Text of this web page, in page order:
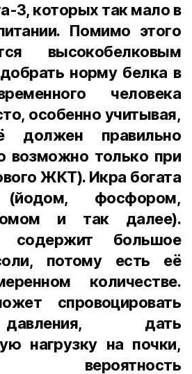
3, которых так мало в
Помимо этого
высокобелковым
норму белка в
человека
особенно учитывая,
правильно
возможно только при
ЖКТ). Икра богата
(йодом, фосфором,
и так далее).
большое
потому есть её
количестве.
спровоцировать
дать
нагрузку на почки,
вероятность